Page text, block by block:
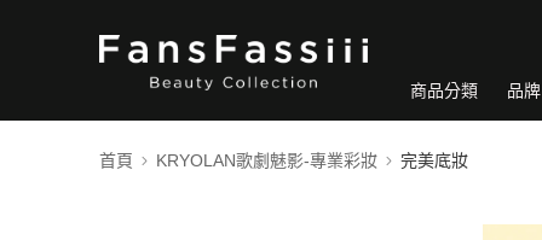
商品分類 品牌
首頁 KRYOLAN歌劇魅影-專業彩妝 完美底妝